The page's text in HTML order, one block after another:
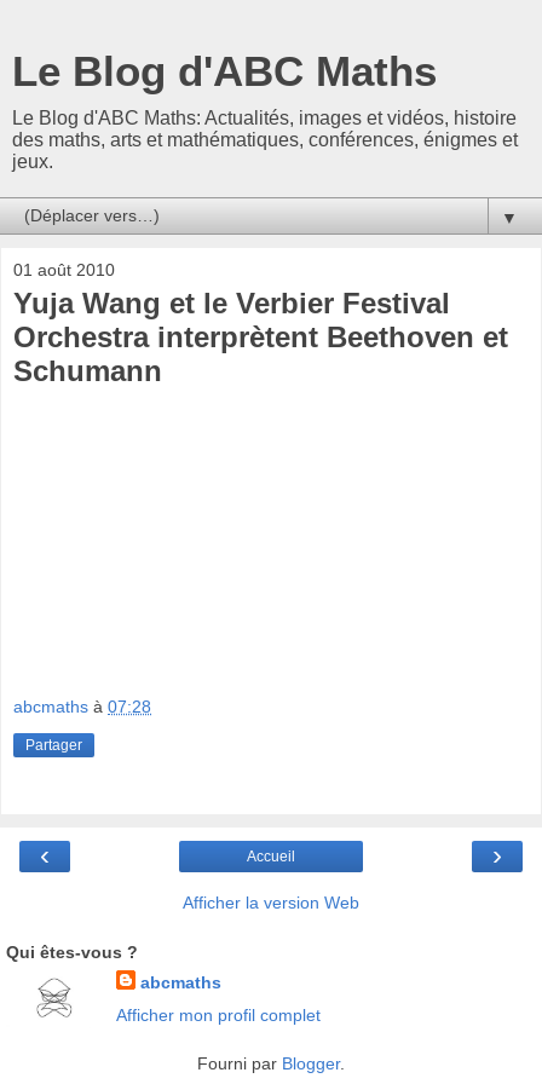
Le Blog d'ABC Maths
Le Blog d'ABC Maths: Actualités, images et vidéos, histoire
des maths, arts et mathématiques, conférences, énigmes et
jeux.
▼
01 août 2010
Yuja Wang et le Verbier Festival
Orchestra interprètent Beethoven et
Schumann
abcmaths à 07:28
Partager
‹ ›
Accueil
Afficher la version Web
Qui êtes-vous ?
abcmaths
Afficher mon profil complet
Fourni par Blogger.